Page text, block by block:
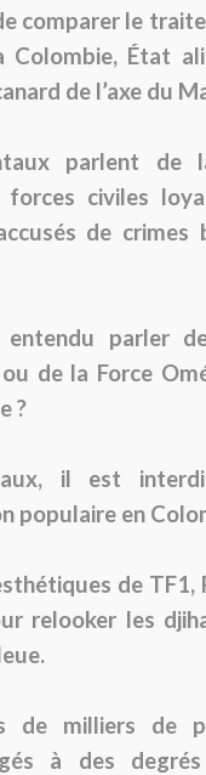
comparer le
État
de l’axe du
parlent de
civiles
de crimes
parler
de la Force
?
il est
populaire en
de TF1,
relooker les
de milliers de
à des